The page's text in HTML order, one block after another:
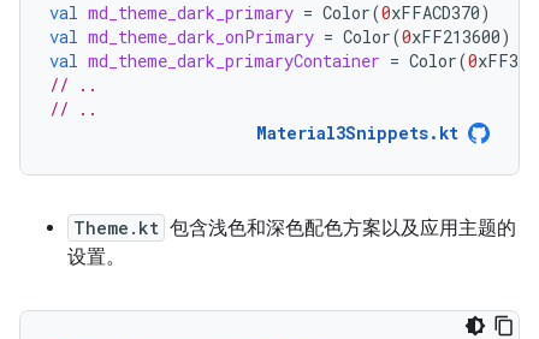
val md_theme_dark_primary = Color(0xFFACD370)
val md_theme_dark_onPrimary = Color(0xFF213600)
val md_theme_dark_primaryContainer = Color(0
// ..
// ..
Material3Snippets.kt
Theme.kt 包含浅色和深色配色方案以及应用主题的
设置。